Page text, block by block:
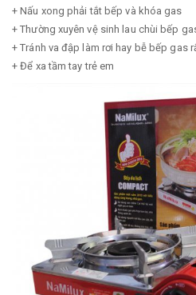
+ Nấu xong phải tắt bếp và khóa gas
+ Thường xuyên vệ sinh lau chùi bếp
+ Tránh va đập làm rơi hay bễ bếp gas
+ Để xa tầm tay trẻ em